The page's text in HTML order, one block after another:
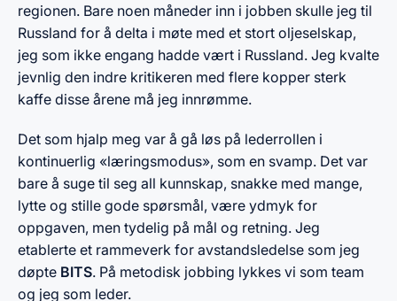
regionen. Bare noen måneder inn i jobben skulle jeg til
Russland for å delta i møte med et stort oljeselskap,
jeg som ikke engang hadde vært i Russland. Jeg kvalte
jevnlig den indre kritikeren med flere kopper sterk
kaffe disse årene må jeg innrømme.
Det som hjalp meg var å gå løs på lederrollen i
kontinuerlig «læringsmodus», som en svamp. Det var
bare å suge til seg all kunnskap, snakke med mange,
lytte og stille gode spørsmål, være ydmyk for
oppgaven, men tydelig på mål og retning. Jeg
etablerte et rammeverk for avstandsledelse som jeg
døpte BITS. På metodisk jobbing lykkes vi som team
og jeg som leder.